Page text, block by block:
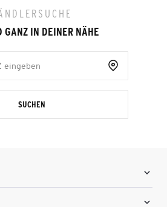
GANZ IN DEINER NÄHE
SUCHEN